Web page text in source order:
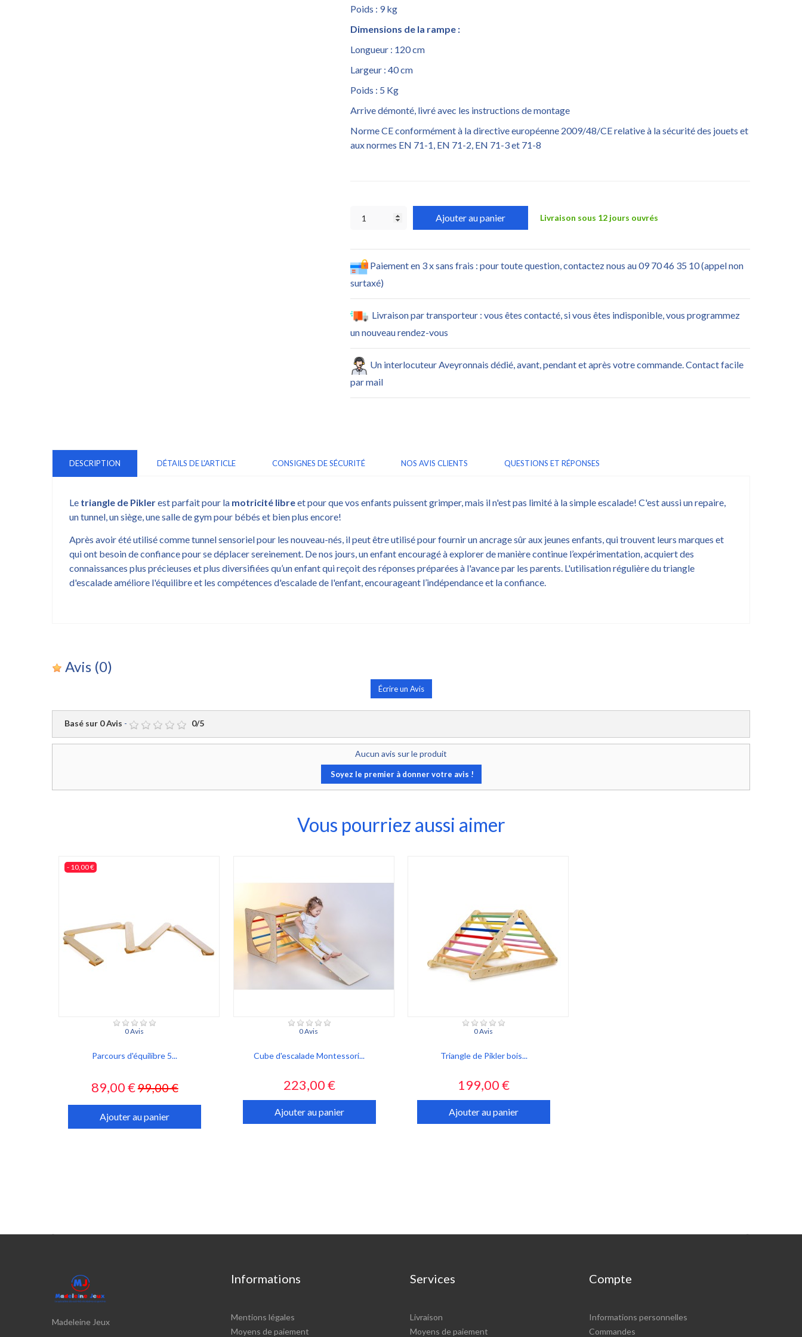
Poids : 9 kg
Dimensions de la rampe :
Longueur : 120 cm
Largeur : 40 cm
Poids : 5 Kg
Arrive démonté, livré avec les instructions de montage
Norme CE conformément à la directive européenne 2009/48/CE relative à la sécurité des jouets et
aux normes EN 71-1, EN 71-2, EN 71-3 et 71-8
Ajouter au panier Livraison sous 12 jours ouvrés
Paiement en 3 x sans frais : pour toute question, contactez nous au 09 70 46 35 10 (appel non
surtaxé)
Livraison par transporteur : vous êtes contacté, si vous êtes indisponible, vous programmez
un nouveau rendez-vous
Un interlocuteur Aveyronnais dédié, avant, pendant et après votre commande. Contact facile
par mail
DESCRIPTION DÉTAILS DE L'ARTICLE CONSIGNES DE SÉCURITÉ NOS AVIS CLIENTS QUESTIONS ET RÉPONSES
Le triangle de Piklerest parfait pour la motricité libreet pour que vos enfants puissent grimper, mais il n'est pas limité à la simple escalade! C'est aussi un repaire,
un tunnel, un siège, une salle de gym pour bébés et bien plus encore!
Après avoir été utilisé comme tunnel sensoriel pour les nouveau-nés, il peut être utilisé pour fournir un ancrage sûr aux jeunes enfants, qui trouvent leurs marques et
qui ont besoin de confiance pour se déplacer sereinement. De nos jours, un enfant encouragé à explorer de manière continue l’expérimentation, acquiert des
connaissances plus précieuses et plus diversifiées qu’un enfant qui reçoit des réponses préparées à l'avance par les parents. L'utilisation régulière du triangle
d'escalade améliore l'équilibre et les compétences d'escalade de l'enfant, encourageant l’indépendance et la confiance.
Avis (0)
Écrire un Avis
Basé sur 0Avis - 0/5
Aucun avis sur le produit
Soyez le premier à donner votre avis !
Vous pourriez aussi aimer
0 Avis
Parcours d'équilibre 5...
Prix
89,00 €Prix
habituel
99,00 €
Ajouter au panier
- 10,00 €
0 Avis
Cube d'escalade Montessori...
Prix
223,00 €
Ajouter au panier
0 Avis
Triangle de Pikler bois...
Prix
199,00 €
Ajouter au panier
 
Madeleine Jeux
Informations
Mentions légales
Moyens de paiement
Services
Livraison
Moyens de paiement
Compte
Informations personnelles
Commandes